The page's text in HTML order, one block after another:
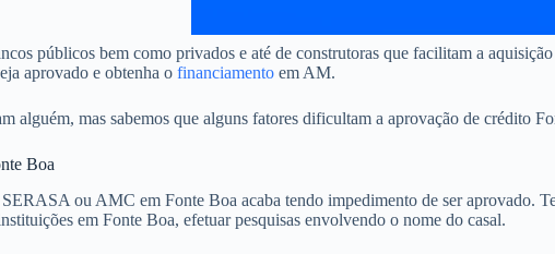
públicos bem como privados e até de construtoras que facilitam a
aprovado e obtenha o financiamento em AM.
alguém, mas sabemos que alguns fatores dificultam a aprovação de crédito
Boa
ou AMC em Fonte Boa acaba tendo impedimento de ser aprovado.
em Fonte Boa, efetuar pesquisas envolvendo o nome do casal.